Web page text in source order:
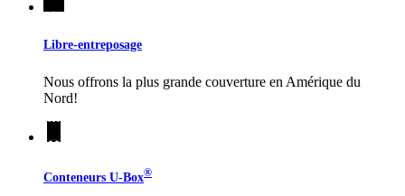
Libre-entreposage
Nous offrons la plus grande couverture en Amérique du
Nord!
Conteneurs U-Box®